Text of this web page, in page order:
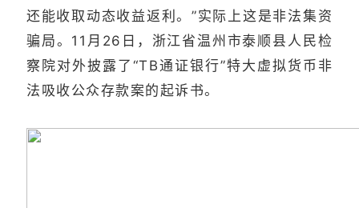
还能收取动态收益返利。”实际上这是非法集资
骗局。11月26日，浙江省温州市泰顺县人民检
察院对外披露了“TB通证银行”特大虚拟货币非
法吸收公众存款案的起诉书。